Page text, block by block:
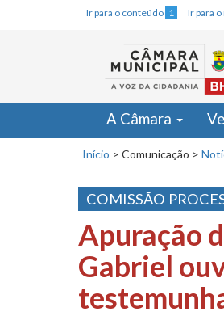
Ir para o conteúdo 1 Ir para
A Câmara
Início > Comunicação >
COMISSÃO
Apuração
Gabriel